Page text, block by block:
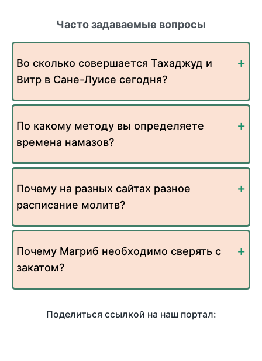
Часто задаваемые вопросы
Во сколько совершается Тахаджуд и
Витр в Сане-Луисе сегодня?
По какому методу вы определяете
времена намазов?
Почему на разных сайтах разное
расписание молитв?
Почему Магриб необходимо сверять с
закатом?
Поделиться ссылкой на наш портал: